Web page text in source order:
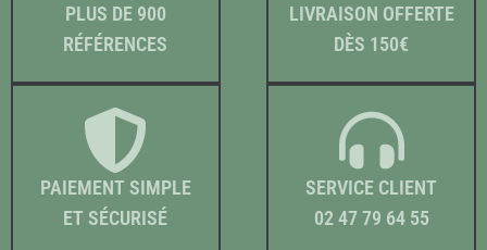
PLUS DE 900
RÉFÉRENCES
LIVRAISON OFFERTE
DÈS 150€
PAIEMENT SIMPLE
ET SÉCURISÉ
SERVICE CLIENT
02 47 79 64 55